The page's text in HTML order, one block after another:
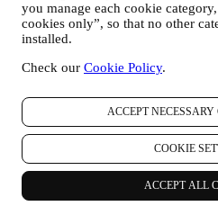
you manage each cookie
cookies only”, so that no other
installed.
Check our Cookie Policy.
ACCEPT
COOKIE
ACCEPT ALL
Compra ghisa vetrificata
Compra tutto per infornare
Compra tutto per la tavola
Compra accessori per la cucina
Pesca